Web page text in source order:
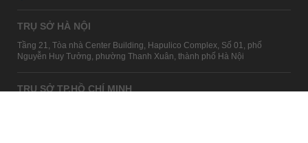
TRỤ SỞ HÀ NỘI
Tầng 21, Tòa nhà Center Building, Hapulico Complex, Số 01, phố
Nguyễn Huy Tưởng, phường Thanh Xuân, thành phố Hà Nội
TRỤ SỞ TP.HỒ CHÍ MINH